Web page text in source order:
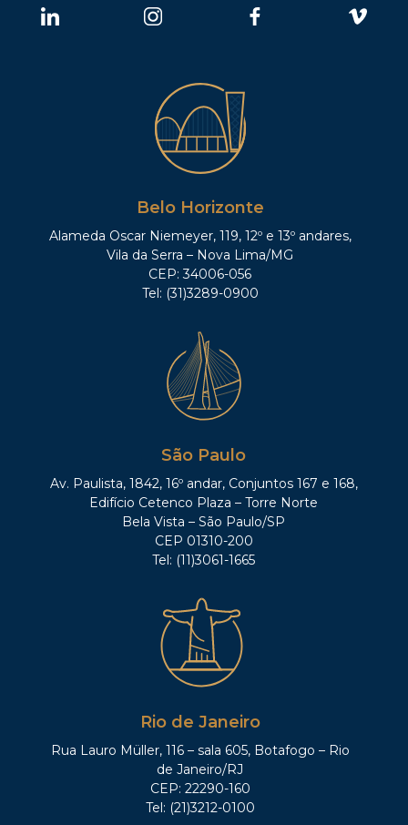
Belo Horizonte
Alameda Oscar Niemeyer, 119, 12º e 13º andares,
Vila da Serra – Nova Lima/MG
CEP: 34006-056
Tel: (31)3289-0900
São Paulo
Av. Paulista, 1842, 16º andar, Conjuntos 167 e 168,
Edifício Cetenco Plaza – Torre Norte
Bela Vista – São Paulo/SP
CEP 01310-200
Tel: (11)3061-1665
Rio de Janeiro
Rua Lauro Müller, 116 – sala 605, Botafogo – Rio
de Janeiro/RJ
CEP: 22290-160
Tel: (21)3212-0100